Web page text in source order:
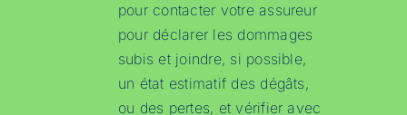
pour contacter votre assureur
pour déclarer les dommages
subis et joindre, si possible,
un état estimatif des dégâts,
ou des pertes, et vérifier avec